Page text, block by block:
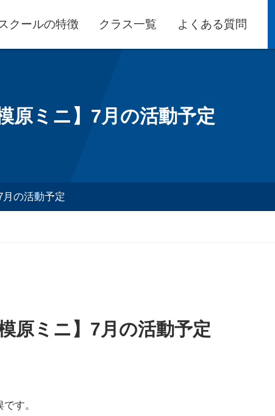
スクールの特徴 クラス一覧 よくある質問
原ミニ】7月の活動予定
月の活動予定
模原ミニ】7月の活動予定
す。